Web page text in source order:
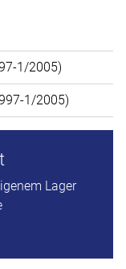
1/2005)
1/2005)
Lager